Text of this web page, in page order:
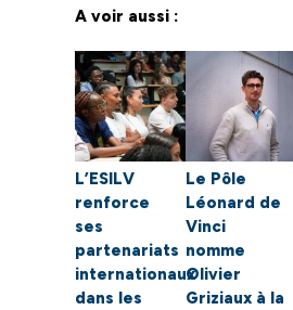
A voir aussi :
L’ESILV
renforce
ses
partenariats
internationaux
dans les
Le Pôle
Léonard de
Vinci
nomme
Olivier
Griziaux à la